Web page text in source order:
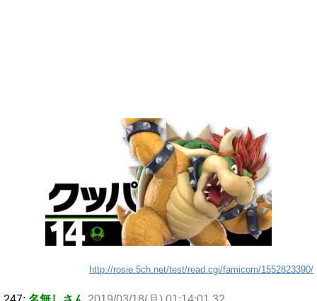
http://rosie.5ch.net/test/read.cgi/famicom/1552823390/